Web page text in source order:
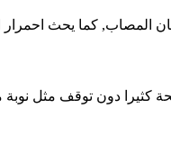
كما يحث احمرار
دون توقف مثل